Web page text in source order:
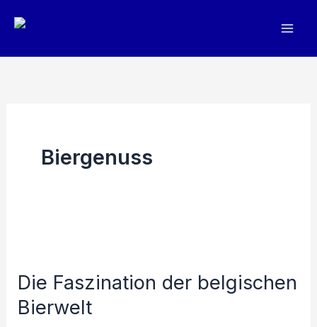
Inhalt
Biergenuss
Die Faszination der belgischen
Bierwelt